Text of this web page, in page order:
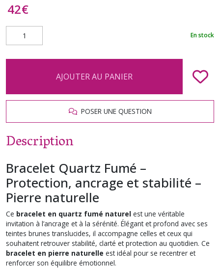
42€
En stock
AJOUTER AU PANIER
POSER UNE QUESTION
Description
Bracelet Quartz Fumé –
Protection, ancrage et stabilité –
Pierre naturelle
Ce bracelet en quartz fumé naturel est une véritable
invitation à l’ancrage et à la sérénité. Élégant et profond avec ses
teintes brunes translucides, il accompagne celles et ceux qui
souhaitent retrouver stabilité, clarté et protection au quotidien. Ce
bracelet en pierre naturelle est idéal pour se recentrer et
renforcer son équilibre émotionnel.